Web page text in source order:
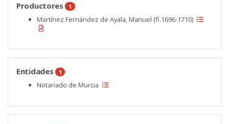
Productores 1
Martínez Fernández de Ayala, Manuel (fl.1696-1710)
Entidades 1
Notariado de Murcia